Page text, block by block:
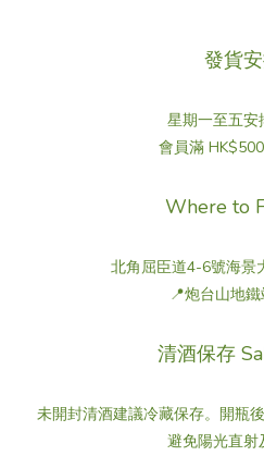
發貨
星期一至五安
會員滿 HK$500
Where to
北角屈臣道4-6號海景
📍炮台山地
清酒保存
未開封清酒建議冷藏保存。開瓶
避免陽光直射